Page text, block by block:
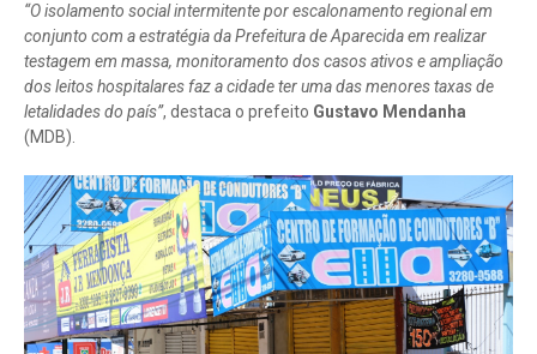
“O isolamento social intermitente por escalonamento regional em
conjunto com a estratégia da Prefeitura de Aparecida em realizar
testagem em massa, monitoramento dos casos ativos e ampliação
dos leitos hospitalares faz a cidade ter uma das menores taxas de
letalidades do país”, destaca o prefeito Gustavo Mendanha
(MDB).